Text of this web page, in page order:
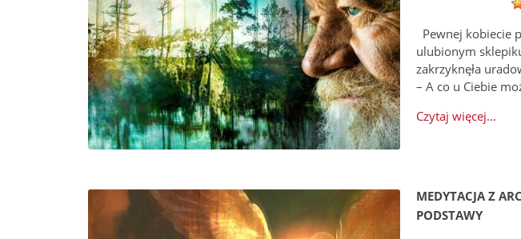
Pewnej kobiecie
ulubionym
zakrzyknęła
– A co u Ciebie
Czytaj więcej...
MEDYTACJA Z
PODSTAWY